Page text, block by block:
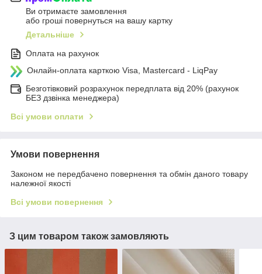
Ви отримаєте замовлення
або гроші повернуться на вашу картку
Детальніше
Оплата на рахунок
Онлайн-оплата карткою Visa, Mastercard - LiqPay
Безготівковий розрахунок передплата від 20% (рахунок
БЕЗ дзвінка менеджера)
Всі умови оплати
Умови повернення
Законом не передбачено повернення та обмін даного товару
належної якості
Всі умови повернення
З цим товаром також замовляють